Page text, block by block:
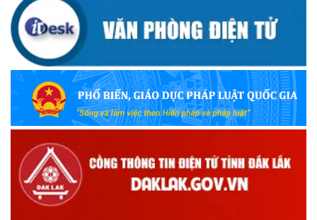
UBND TỈNH ĐẮK LẮK KHUYẾN CÁO NGƯỜI DÂN TĂNG
CƯỜNG PHÒNG, CHỐNG BỆNH TẢ
(09/10/2025)
Bộ Quốc phòng công bố thủ tục hành chính đủ điều kiện
tái cấu trúc thực hiện toàn trình, một phần trên môi trường
điện tử
(09/10/2025)
Bộ Chính trị, Ban Bí thư kết luận về phân cấp, phân quyền
trong vận hành chính quyền địa phương 2 cấp